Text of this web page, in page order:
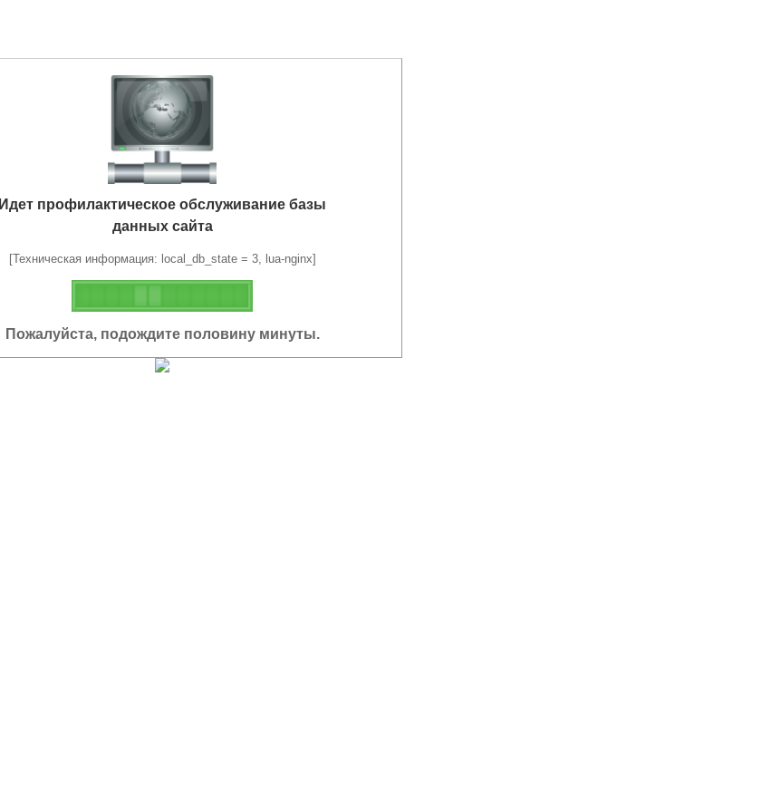
Идет профилактическое обслуживание базы
данных сайта
[Техническая информация: local_db_state = 3, lua-nginx]
Пожалуйста, подождите половину минуты.